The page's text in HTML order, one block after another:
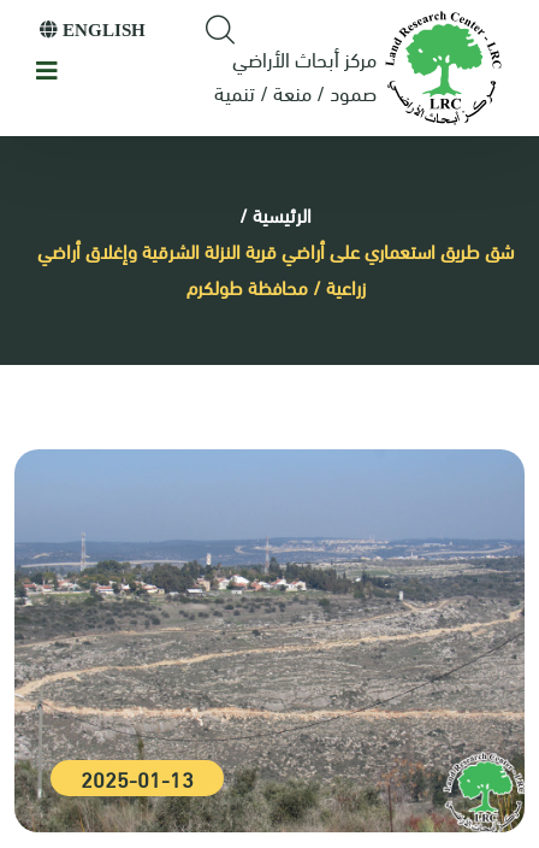
مركز أبحاث الأراضي
صمود / منعة / تنمية
ENGLISH
الرئيسية/
شق طريق استعماري على أراضي قرية النزلة الشرقية وإغلاق أراضي
زراعية / محافظة طولكرم
2025-01-13